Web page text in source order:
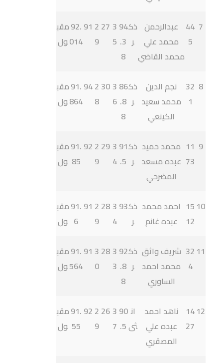
7
44
5
عبدالرحمن
محمد علي
محمد القاضي
ذك
ر
94
.3
8
3
5
27
2
9
91
92.
014
مقب
ول
8
32
1
نجم الدين
محمد سعيد
الكينعي
ذك
ر
86
.8
8
3
6
30
2
8
94
91.
864
مقب
ول
9
11
73
محمد حميد
عبده مسعد
المضرحي
ذك
ر
91
.5
3
4
29
2
9
92
91.
85
مقب
ول
10
15
12
احمد محمد
عبده غانم
ذك
ر
93
3
4
28
2
9
91
91.
6
مقب
ول
11
32
4
شريف واثق
محمد احمد
الساوري
ذك
ر
92
.8
8
3
3
28
3
0
91
91.
564
مقب
ول
12
14
27
ناهد احمد
عبده علي
المصقري
ان
ثى
90
.5
3
7
26
2
9
92
91.
55
مقب
ول